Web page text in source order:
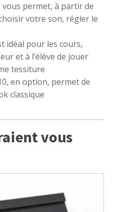
vous permet, à partir de
votre son, régler le
idéal pour les cours,
et à l’élève de jouer
tessiture
en option, permet de
classique
vous